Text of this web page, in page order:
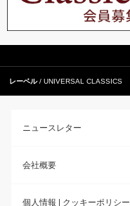
レーベル UNIVERSAL CLASSICS
ニュースレター
会社概要
個人情報 | クッキーポリシー